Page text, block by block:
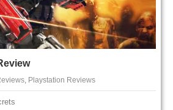
, Playstation Reviews